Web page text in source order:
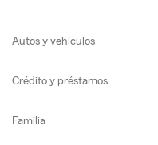
Autos y vehículos
Crédito y préstamos
Familia